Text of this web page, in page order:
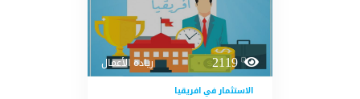
2119 ريادة الأعمال
الاستثمار في افريقيا